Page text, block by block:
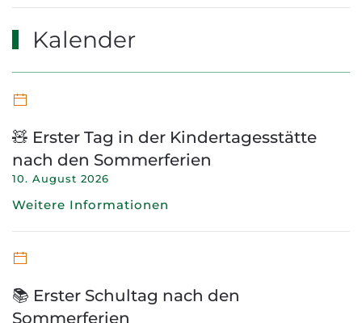
Kalender
🧸 Erster Tag in der Kindertagesstätte
nach den Sommerferien
10. August 2026
Weitere Informationen
📚 Erster Schultag nach den
Sommerferien